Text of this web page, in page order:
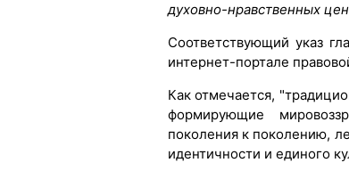
духовно-нравственных
Соответствующий указ
интернет-портале
Как отмечается,
формирующие
поколения к поколению,
идентичности и единого